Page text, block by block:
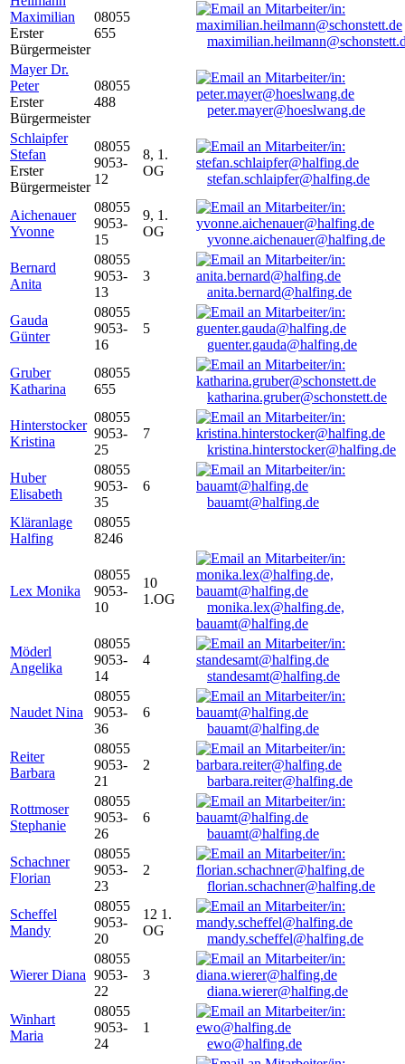
Maximilian
Erster
Bürgermeister
08055
655
Mayer Dr.
Peter
Erster
Bürgermeister
08055
488
peter.mayer@hoeslwang.de
Schlaipfer
Stefan
Erster
Bürgermeister
08055
9053-
12
8, 1.
OG
stefan.schlaipfer@halfing.de
Aichenauer
Yvonne
08055
9053-
15
9, 1.
OG
yvonne.aichenauer@halfing.de
Bernard
Anita
08055
9053-
13
3
anita.bernard@halfing.de
Gauda
Günter
08055
9053-
16
5
guenter.gauda@halfing.de
Gruber
Katharina
08055
655
katharina.gruber@schonstett.de
Hinterstocker
Kristina
08055
9053-
25
7
kristina.hinterstocker@halfing.de
Huber
Elisabeth
08055
9053-
35
6
bauamt@halfing.de
Kläranlage
Halfing
08055
8246
Lex Monika
08055
9053-
10
10
1.OG
monika.lex@halfing.de,
bauamt@halfing.de
Möderl
Angelika
08055
9053-
14
4
standesamt@halfing.de
Naudet Nina
08055
9053-
36
6
bauamt@halfing.de
Reiter
Barbara
08055
9053-
21
2
barbara.reiter@halfing.de
Rottmoser
Stephanie
08055
9053-
26
6
bauamt@halfing.de
Schachner
Florian
08055
9053-
23
2
florian.schachner@halfing.de
Scheffel
Mandy
08055
9053-
20
12 1.
OG
mandy.scheffel@halfing.de
Wierer Diana
08055
9053-
22
3
diana.wierer@halfing.de
Winhart
Maria
08055
9053-
24
1
ewo@halfing.de